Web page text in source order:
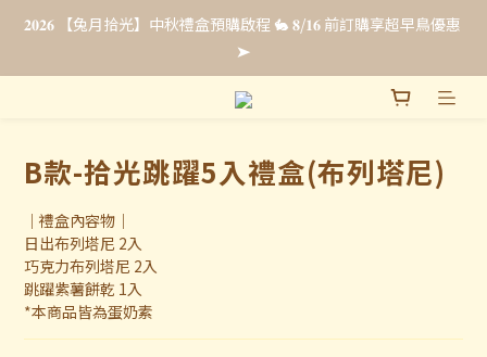
𝟐𝟎𝟐𝟔 【兔月拾光】中秋禮盒預購啟程 🐇 𝟖/𝟏𝟔 前訂購享超早鳥優惠
➤
𝟐𝟎𝟐𝟔 【兔月拾光】中秋禮盒預購啟程 🐇 𝟖/𝟏𝟔 前訂購享超早鳥優惠
➤
法式彌月禮・全新上市☁️ 𝟴/𝟯𝟭 前申請即享【限時免費試吃 & 優惠
企業福委贈禮｜超早鳥預購最低 𝟖𝟖 折 .ᐟ.ᐟ 立即填單索取報價 🎁
𝟐𝟎𝟐𝟔 【兔月拾光】中秋禮盒預購啟程 🐇 𝟖/𝟏𝟔 前訂購享超早鳥優惠
B款-拾光跳躍5入禮盒(布列塔尼)
｜禮盒內容物｜
日出布列塔尼 2入
巧克力布列塔尼 2入
跳躍紫薯餅乾 1入
*本商品皆為蛋奶素